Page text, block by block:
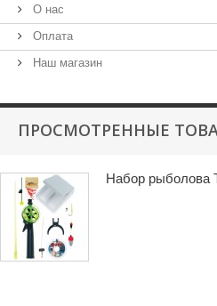
О нас
Оплата
Наш магазин
ПРОСМОТРЕННЫЕ
Набор рыболова